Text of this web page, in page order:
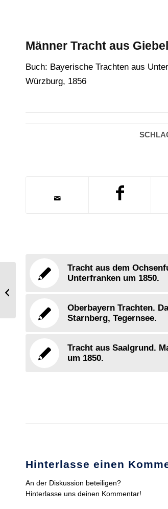
Männer Tracht aus
Buch: Bayerische Trachten aus
Würzburg, 1856
Tracht aus dem
Unterfranken um 1850.
Oberbayern Trachten.
Starnberg, Tegernsee.
Tracht aus Saalgrund.
um 1850.
Hinterlasse einen
An der Diskussion beteiligen?
Hinterlasse uns deinen Kommentar!